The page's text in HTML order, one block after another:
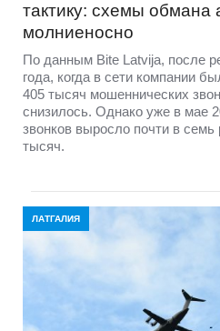
тактику: схемы обмана
молниеносно
По данным Bite Latvija, после
года, когда в сети компании
405 тысяч мошеннических
снизилось. Однако уже в мае
звонков выросло почти в
тысяч.
ЛАТГАЛИЯ